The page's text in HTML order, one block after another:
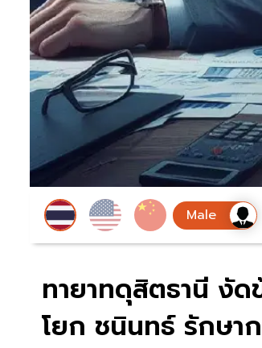
ทายาทดุสิตธานี งั
โยก ชนินทธ์ รักษา